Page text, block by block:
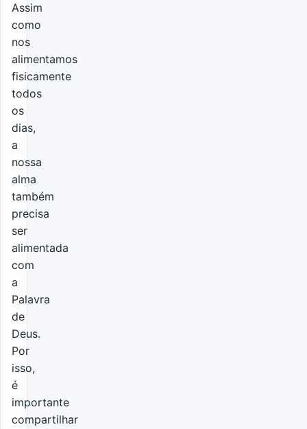
Assim
como
nos
alimentamos
fisicamente
todos
os
dias,
a
nossa
alma
também
precisa
ser
alimentada
com
a
Palavra
de
Deus.
Por
isso,
é
importante
compartilhar